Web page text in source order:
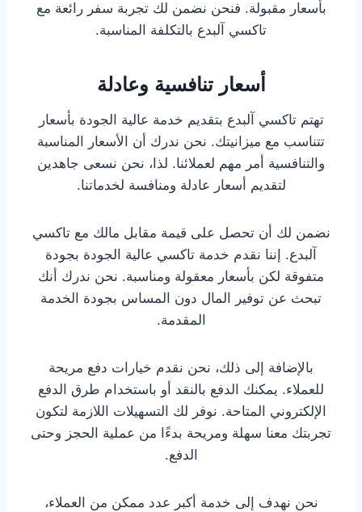
بأسعار مقبولة. فنحن نضمن لك تجربة سفر رائعة مع
تاكسي آلبدع بالتكلفة المناسبة.
أسعار تنافسية وعادلة
تهتم تاكسي آلبدع بتقديم خدمة عالية الجودة بأسعار
تتناسب مع ميزانيتك. نحن ندرك أن الأسعار المناسبة
والتنافسية أمر مهم لعملائنا. لذا، نحن نسعى جاهدين
لتقديم أسعار عادلة ومنافسة لخدماتنا.
نضمن لك أن تحصل على قيمة مقابل مالك مع تاكسي
آلبدع. إننا نقدم خدمة تاكسي عالية الجودة بجودة
متفوقة لكن بأسعار معقولة ومناسبة. نحن ندرك أنك
تبحث عن توفير المال دون المساس بجودة الخدمة
المقدمة.
بالإضافة إلى ذلك، نحن نقدم خيارات دفع مريحة
للعملاء. يمكنك الدفع بالنقد أو باستخدام طرق الدفع
الإلكتروني المتاحة. نوفر لك التسهيلات اللازمة لتكون
تجربتك معنا سهلة ومريحة بدءًا من عملية الحجز وحتى
الدفع.
نحن نهدف إلى خدمة أكبر عدد ممكن من العملاء،